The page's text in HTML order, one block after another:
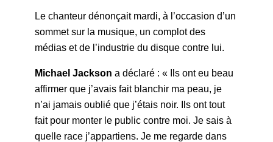
Le chanteur dénonçait mardi, à l’occasion d’un
sommet sur la musique, un complot des
médias et de l’industrie du disque contre lui.
Michael Jackson a déclaré : « Ils ont eu beau
affirmer que j’avais fait blanchir ma peau, je
n’ai jamais oublié que j’étais noir. Ils ont tout
fait pour monter le public contre moi. Je sais à
quelle race j’appartiens. Je me regarde dans